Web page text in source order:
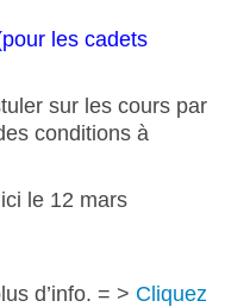
les cadets
sur les cours par
conditions à
le 12 mars
d’info. = > Cliquez